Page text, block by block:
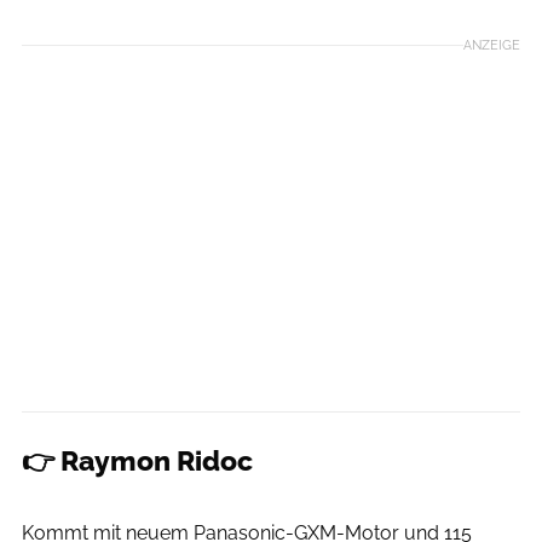
ANZEIGE
👉 Raymon Ridoc
Kommt mit neuem Panasonic-GXM-Motor und 115